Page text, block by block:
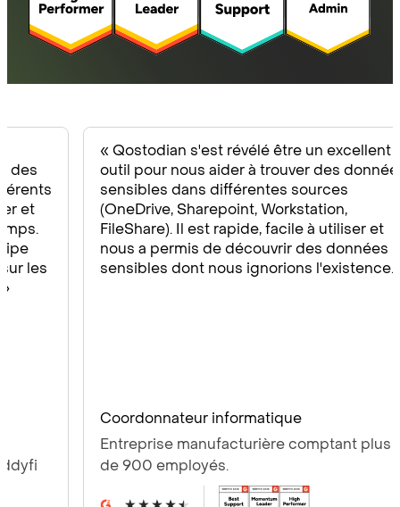
« Qostodian s'est révélé être un excellent
outil pour nous aider à trouver des données
sensibles dans différentes sources
(OneDrive, Sharepoint, Workstation,
FileShare). Il est rapide, facile à utiliser et
nous a permis de découvrir des données
sensibles dont nous ignorions l'existence. »
Coordonnateur informatique
Entreprise manufacturière comptant plus
de 900 employés.